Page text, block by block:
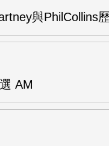
與PhilCollins
AM